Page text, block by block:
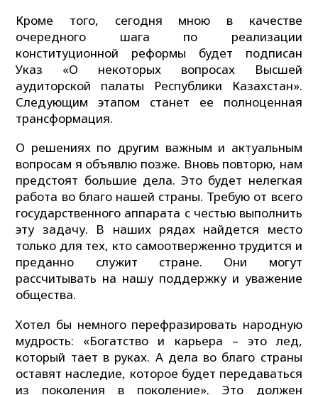
Кроме того, сегодня мною в качестве
очередного шага по реализации
конституционной реформы будет подписан
Указ «О некоторых вопросах Высшей
аудиторской палаты Республики Казахстан».
Следующим этапом станет ее полноценная
трансформация.
О решениях по другим важным и актуальным
вопросам я объявлю позже. Вновь повторю, нам
предстоят большие дела. Это будет нелегкая
работа во благо нашей страны. Требую от всего
государственного аппарата с честью выполнить
эту задачу. В наших рядах найдется место
только для тех, кто самоотверженно трудится и
преданно служит стране. Они могут
рассчитывать на нашу поддержку и уважение
общества.
Хотел бы немного перефразировать народную
мудрость: «Богатство и карьера – это лед,
который тает в руках. А дела во благо страны
оставят наследие, которое будет передаваться
из поколения в поколение». Это должен